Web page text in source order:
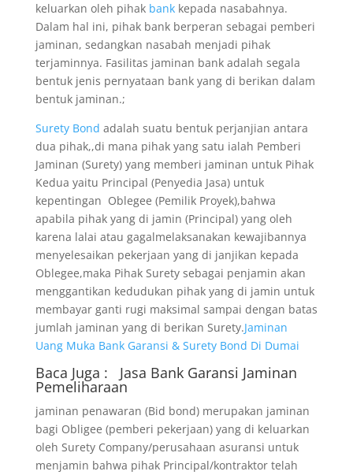
keluarkan oleh pihak bankkepada nasabahnya.
Dalam hal ini, pihak bank berperan sebagai pemberi
jaminan, sedangkan nasabah menjadi pihak
terjaminnya. Fasilitas jaminan bank adalah segala
bentuk jenis pernyataan bank yang di berikan dalam
bentuk jaminan.;
Surety Bond adalah suatu bentuk perjanjian antara
dua pihak,,di mana pihak yang satu ialah Pemberi
Jaminan (Surety) yang memberi jaminan untuk Pihak
Kedua yaitu Principal (Penyedia Jasa) untuk
kepentingan Oblegee (Pemilik Proyek),bahwa
apabila pihak yang di jamin (Principal) yang oleh
karena lalai atau gagalmelaksanakan kewajibannya
menyelesaikan pekerjaan yang di janjikan kepada
Oblegee,maka Pihak Surety sebagai penjamin akan
menggantikan kedudukan pihak yang di jamin untuk
membayar ganti rugi maksimal sampai dengan batas
jumlah jaminan yang di berikan Surety.Jaminan
Uang Muka Bank Garansi & Surety Bond Di Dumai
Baca Juga : Jasa Bank Garansi Jaminan
Pemeliharaan
jaminan penawaran (Bid bond) merupakan jaminan
bagi Obligee (pemberi pekerjaan) yang di keluarkan
oleh Surety Company/perusahaan asuransi untuk
menjamin bahwa pihak Principal/kontraktor telah